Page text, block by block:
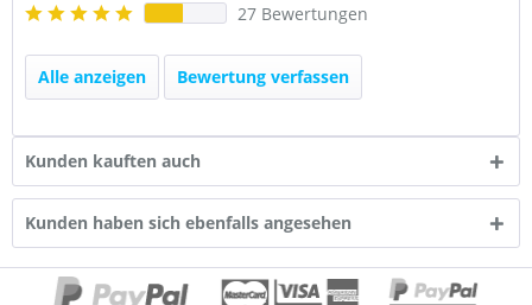
27 Bewertungen
Alle anzeigen Bewertung verfassen
Kunden kauften auch
Kunden haben sich ebenfalls angesehen